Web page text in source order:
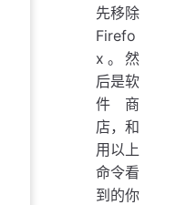
先移除
Firefo
x。然
后是软
件商
店，和
用以上
命令看
到的你